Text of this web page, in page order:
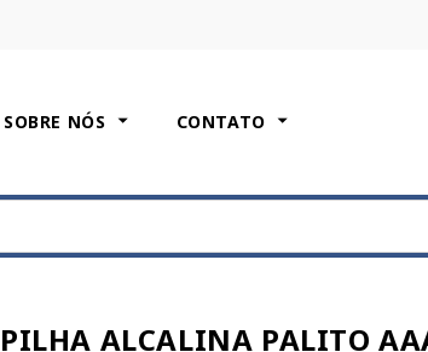
SOBRE NÓS CONTATO
PILHA ALCALINA PALITO